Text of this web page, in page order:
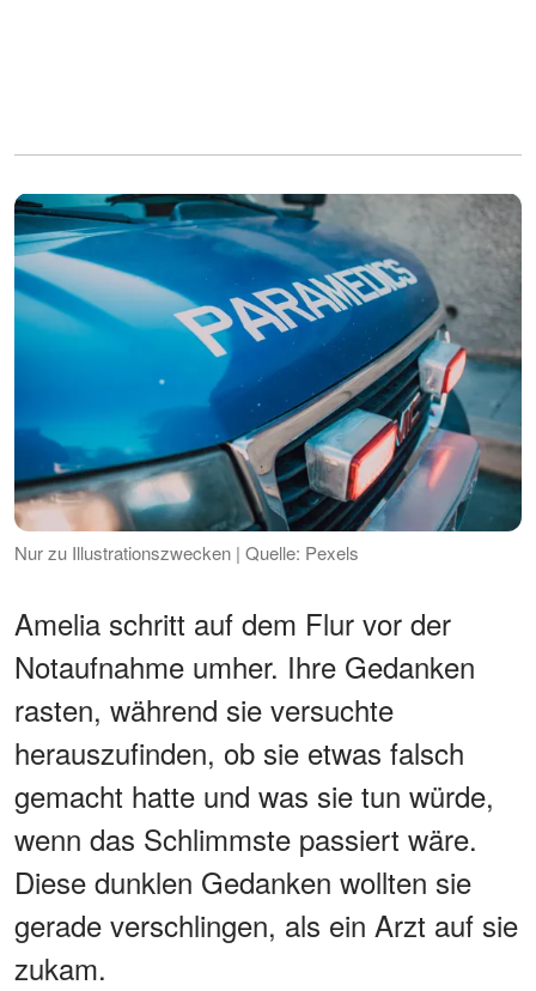
Nur zu Illustrationszwecken | Quelle: Pexels
Amelia schritt auf dem Flur vor der
Notaufnahme umher. Ihre Gedanken
rasten, während sie versuchte
herauszufinden, ob sie etwas falsch
gemacht hatte und was sie tun würde,
wenn das Schlimmste passiert wäre.
Diese dunklen Gedanken wollten sie
gerade verschlingen, als ein Arzt auf sie
zukam.